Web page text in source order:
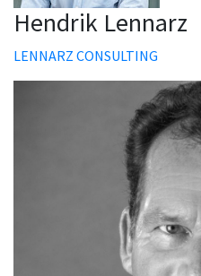
Hendrik Lennarz
LENNARZ CONSULTING